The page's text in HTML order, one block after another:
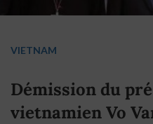
VIETNAM
Démission du
vietnamien Vo